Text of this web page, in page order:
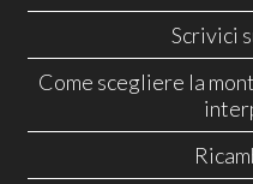
Scrivici
Come scegliere la